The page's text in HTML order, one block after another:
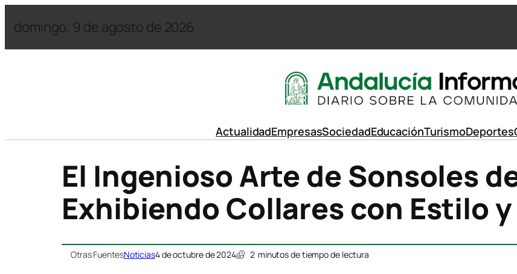
domingo, 9 de agosto de 2026
ActualidadEmpresasSociedadEducaciónTurismoDeportes
El Ingenioso Arte de Sonsoles
Exhibiendo Collares con Estilo
Otras FuentesNoticias4 de octubre de 2024 2 minutos de tiempo de lectura